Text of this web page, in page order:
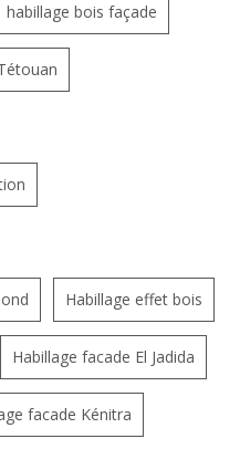
habillage bois façade
Habillage effet bois
Habillage facade El Jadida
facade Kénitra